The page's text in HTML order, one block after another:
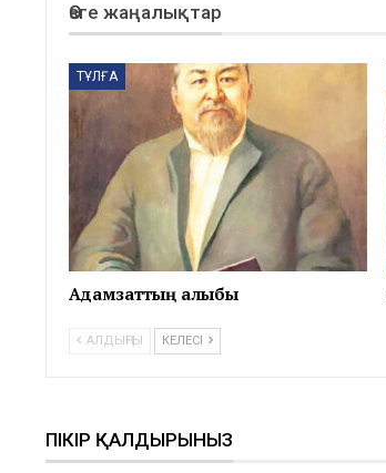
Өзге жаңалықтар
ТҰЛҒА
Адамзаттың алыбы
АЛДЫҢҒЫ КЕЛЕСІ
ПІКІР ҚАЛДЫРЫНЫЗ